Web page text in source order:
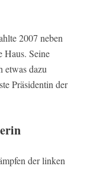
2007 neben
Haus. Seine
etwas dazu
Präsidentin der
der linken